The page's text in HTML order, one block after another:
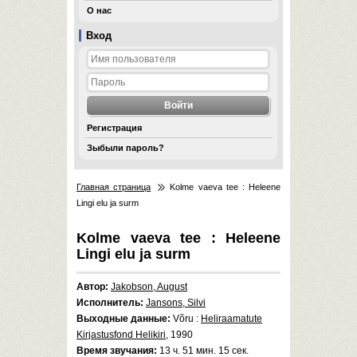
Вход
Регистрация
Зыбыли пароль?
О нас
Главная страница
Kolme vaeva tee : Heleene
Lingi elu ja surm
Kolme vaeva tee : Heleene
Lingi elu ja surm
Автор: Jakobson, August
Исполнитель: Jansons, Silvi
Выходные данные: Võru : Heliraamatute
Kirjastusfond Helikiri, 1990
Время звучания: 13 ч. 51 мин. 15 сек.